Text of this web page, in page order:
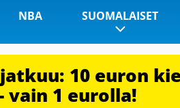
NBA SUOMALAISET
10 euron
vain 1 eurolla!